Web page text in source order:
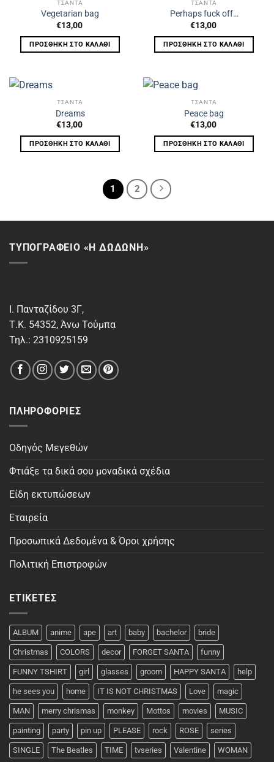
ΤΣΑΝΤΑ
Vegetarian bag
€13,00
ΠΡΟΣΘΉΚΗ ΣΤΟ ΚΑΛΆΘΙ
ΤΣΑΝΤΑ
Perhaps fuck off…
€13,00
ΠΡΟΣΘΉΚΗ ΣΤΟ ΚΑΛΆΘΙ
ΤΣΑΝΤΑ
Dreams
€13,00
ΠΡΟΣΘΉΚΗ ΣΤΟ ΚΑΛΆΘΙ
ΤΣΑΝΤΑ
Peace bag
€13,00
ΠΡΟΣΘΉΚΗ ΣΤΟ ΚΑΛΆΘΙ
1 2
ΤΥΠΟΓΡΑΦΕΙΟ «Η ΔΩΔΩΝΗ»
Ι. Πανταζίδου 3Γ,
Τ.Κ. 54352, Άνω Τούμπα
Τηλ.: 2310925159
ΠΛΗΡΟΦΟΡΊΕΣ
Οδηγός Μεγεθών
Φτιάξε τα δικά σου μοναδικά σχέδια
Είδη εκτυπώσεων
Εταιρεία
Προσωπικά Δεδομένα & Όροι χρήσης
Πολιτική Επιστροφών
ΕΤΙΚΈΤΕΣ
ALBUM anime ape art baby bachelor bride
Christmas COLORS decor FORGET SANTA funny
FUNNY TSHIRT girl glasses groom HAPPY SANTA help
he sees you home IT IS NOT CHRISTMAS Love magic
MAN merry chrismas monkey Mottos movies MUSIC
painting party pin up PLEASE rock ROSE series
SINGLE The Beatles TIME tvseries Valentine WOMAN